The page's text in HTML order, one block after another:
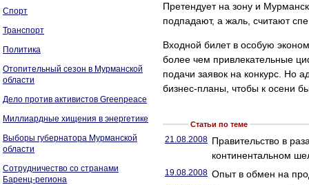
Спорт
Транспорт
Политика
Отопительный сезон в Мурманской
области
Дело против активистов Greenpeace
Миллиардные хищения в энергетике
Выборы губернатора Мурманской
области
Сотрудничество со странами
Баренц-региона
Претендует на зону и
подпадают, а жаль, считают
Входной билет в особую
более чем привлекательные
подачи заявок на конкурс. Но
бизнес-планы, чтобы к осени
Статьи по теме
21.08.2008 Правительство в
континентальном
19.08.2008 Опыт в обмен на